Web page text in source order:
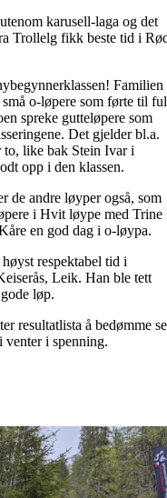
karusell-laga og det
Trollelg fikk beste tid i
Familien
o-løpere som førte til
spreke gutteløpere som
Det gjelder bl.a.
to, like bak Stein Ivar i
opp i den klassen.
de andre løyper også, som
i Hvit løype med Trine
en god dag i o-løypa.
respektabel tid i
Leik. Han ble tett
løp.
resultatlista å bedømme
i spenning.